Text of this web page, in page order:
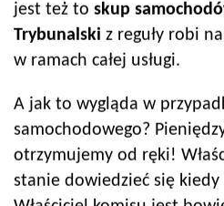
jest też to skup
Trybunalski z reguły robi
w ramach całej usługi.
A jak to wygląda w
samochodowego?
otrzymujemy od ręki!
stanie dowiedzieć się